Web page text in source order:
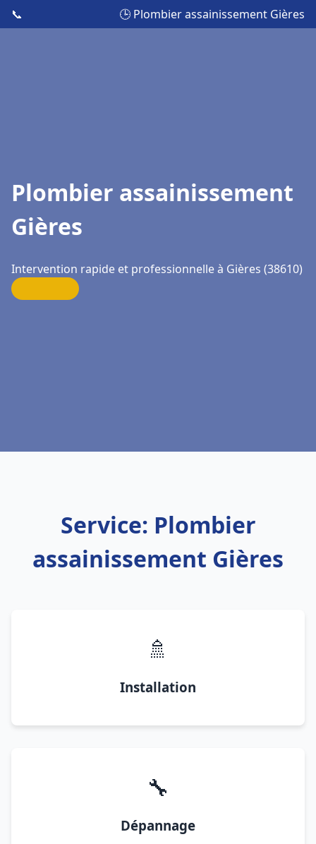
📞 🕒 Plombier assainissement Gières
Plombier assainissement
Gières
Intervention rapide et professionnelle à Gières (38610)
Service: Plombier
assainissement Gières
🚿
Installation
🔧
Dépannage